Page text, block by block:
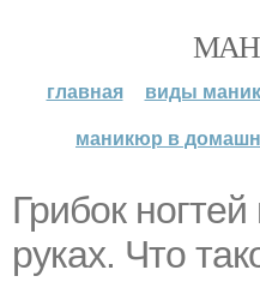
главная виды
маникюр в
Грибок
руках. Что